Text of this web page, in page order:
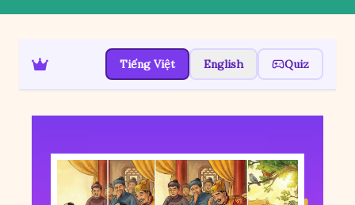
Tiếng Việt English Quiz